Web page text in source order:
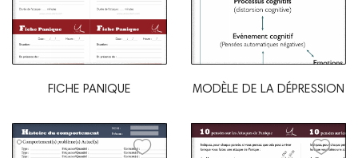
FICHE PANIQUE MODÈLE DE LA DÉPRESSION